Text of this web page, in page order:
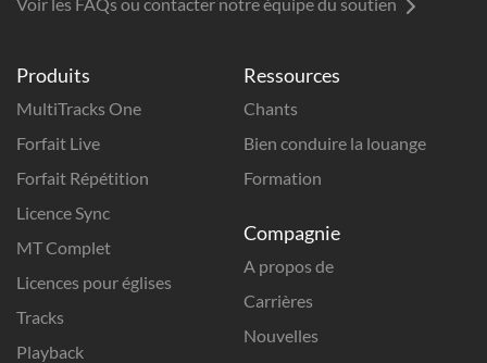
Produits
MultiTracks One
Forfait Live
Forfait Répétition
Licence Sync
MT Complet
Licences pour églises
Tracks
Playback
Ressources
Chants
Bien conduire la louange
Formation
Compagnie
A propos de
Carrières
Nouvelles